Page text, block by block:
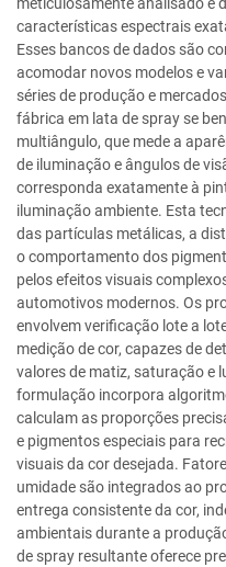
características espectrais
Esses bancos de dados são
acomodar novos modelos e
séries de produção e
fábrica em lata de spray se
multiângulo, que mede a
de iluminação e ângulos de
corresponda exatamente à
iluminação ambiente. Esta
das partículas metálicas, a
o comportamento dos
pelos efeitos visuais
automotivos modernos. Os
envolvem verificação lote a
medição de cor, capazes de
valores de matiz, saturação e
formulação incorpora
calculam as proporções
e pigmentos especiais para
visuais da cor desejada.
umidade são integrados ao
entrega consistente da cor,
ambientais durante a
de spray resultante oferece